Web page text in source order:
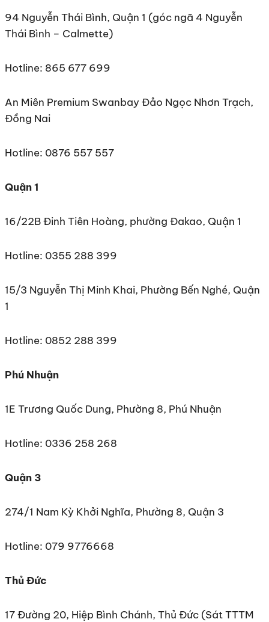
94 Nguyễn Thái Bình, Quận 1 (góc ngã 4 Nguyễn
Thái Bình – Calmette)
Hotline: 865 677 699
An Miên Premium Swanbay Đảo Ngọc Nhơn Trạch,
Đồng Nai
Hotline: 0876 557 557
Quận 1
16/22B Đinh Tiên Hoàng, phường Đakao, Quận 1
Hotline: 0355 288 399
15/3 Nguyễn Thị Minh Khai, Phường Bến Nghé, Quận
1
Hotline: 0852 288 399
Phú Nhuận
1E Trương Quốc Dung, Phường 8, Phú Nhuận
Hotline: 0336 258 268
Quận 3
274/1 Nam Kỳ Khởi Nghĩa, Phường 8, Quận 3
Hotline: 079 9776668
Thủ Đức
17 Đường 20, Hiệp Bình Chánh, Thủ Đức (Sát TTTM